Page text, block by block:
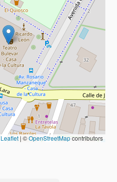
Leaflet|©OpenStreetMapcontributors